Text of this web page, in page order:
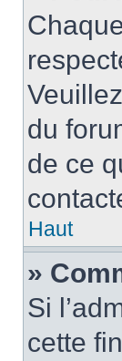
du
de ce
Haut
»
Si
cette